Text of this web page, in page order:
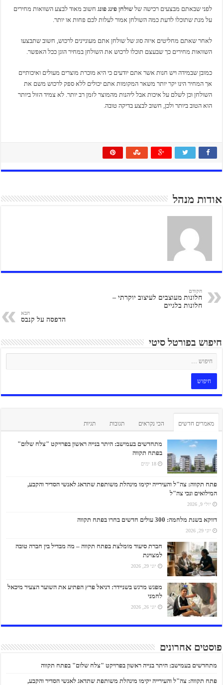
לפני שבאתם מבצעים רכישה שלשולחן פינג פונג חשוב מאוד לבצע השוואות מחירים
על מנת שתוכלו לדעת כמה השולחן אמור לעלות לכם פחות או יותר.
לאחר שאתם מחליטים איזה סוג של שולחן אתם מעוניינים לרכוש, חשוב שתבצעו
השוואות מחירים כך שבעצם תוכלו לרכוש את השולחן במחיר הוגן ככל האפשר.
כמובן שבמידה ויש חנות אשר אתם יודעים כי היא מוכרת מוצרים מעולים ואיכותיים
אך המחיר הינו יקר יותר משאר המקומות אתם יכולים ללא ספק לרכוש משם את
השולחן וכן לשלם על איכות אבל ליהנות מהמוצר לזמן רב יותר. לא צמיד הזול ביותר
הוא הטוב ביותר ולכן, חשוב לבצע בדיקה טובה.
אודות מנהל
הקודם
חלונות מעוצבים לעיצוב יוקרתי –
חלונות בלגיים
הבא
הדפסה על קנבס
חיפוש בפורטל סיטי
מאמרים חדשים הכי נקראים תגובות תגיות
מתחדשים בעמישב: היתר בנייה ראשון בפרויקט "צלח שלום"
בפתח תקווה
18 ימים
פתח תקווה: צה"ל והעירייה יקימו מינהלת משותפת שתדאג לאנשי הסדיר והקבע,
המילואים ונכי צה"ל
יולי 9, 2026
דווקא בשנת מלחמה: 300 עולים חדשים בחרו בפתח תקווה
יוני 29, 2026
חברת סיעוד מומלצת בפתח תקווה – מה מבדיל בין חברה טובה
למצוינת
יוני 29, 2026
מפגש מרגש בשניידר: דניאל פרץ הפתיע את השוער הצעיר מיכאל
לחמני
יוני 26, 2026
פוסטים אחרונים
מתחדשים בעמישב: היתר בנייה ראשון בפרויקט "צלח שלום" בפתח תקווה
פתח תקווה: צה"ל והעירייה יקימו מינהלת משותפת שתדאג לאנשי הסדיר והקבע,